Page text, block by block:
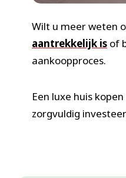
Wilt u meer weten
aantrekkelijk is of
aankoopproces.
Een luxe huis
zorgvuldig